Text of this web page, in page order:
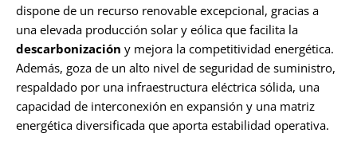
dispone de un recurso renovable excepcional, gracias a
una elevada producción solar y eólica que facilita la
descarbonización y mejora la competitividad energética.
Además, goza de un alto nivel de seguridad de suministro,
respaldado por una infraestructura eléctrica sólida, una
capacidad de interconexión en expansión y una matriz
energética diversificada que aporta estabilidad operativa.